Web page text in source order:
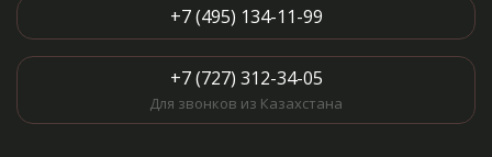
+7 (495) 134-11-99
+7 (727) 312-34-05
Для звонков из Казахстана